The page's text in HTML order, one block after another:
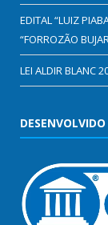
EDITAL “LUIZ
“FORROZÃO
LEI ALDIR BLANC